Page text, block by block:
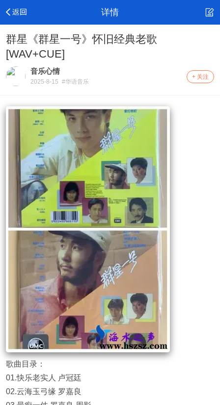
详情
群星《群星一号》怀旧经典老歌
[WAV+CUE]
音乐心情
2025-8-15 #华语音乐
+ 关注
歌曲目录：
01.快乐老实人 卢冠廷
02.云海玉弓缘 罗嘉良